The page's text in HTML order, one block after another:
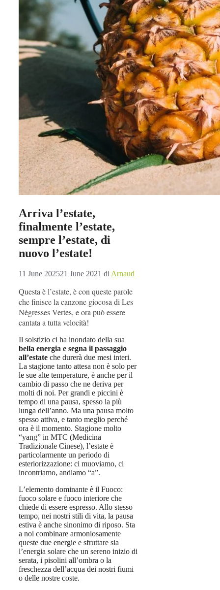
Arriva l’estate,
finalmente l’estate,
sempre l’estate, di
nuovo l’estate!
11 June 202521 June 2021 diArnaud
Questa è l’estate, è con queste parole
che finisce la canzone giocosa di Les
Négresses Vertes, e ora può essere
cantata a tutta velocità!
Il solstizio ci ha inondato della sua
bella energia e segna il passaggio
all’estate che durerà due mesi interi.
La stagione tanto attesa non è solo per
le sue alte temperature, è anche per il
cambio di passo che ne deriva per
molti di noi. Per grandi e piccini è
tempo di una pausa, spesso la più
lunga dell’anno. Ma una pausa molto
spesso attiva, e tanto meglio perché
ora è il momento. Stagione molto
“yang” in MTC (Medicina
Tradizionale Cinese), l’estate è
particolarmente un periodo di
esteriorizzazione: ci muoviamo, ci
incontriamo, andiamo “a”.
L’elemento dominante è il Fuoco:
fuoco solare e fuoco interiore che
chiede di essere espresso. Allo stesso
tempo, nei nostri stili di vita, la pausa
estiva è anche sinonimo di riposo. Sta
a noi combinare armoniosamente
queste due energie e sfruttare sia
l’energia solare che un sereno inizio di
serata, i pisolini all’ombra o la
freschezza dell’acqua dei nostri fiumi
o delle nostre coste.